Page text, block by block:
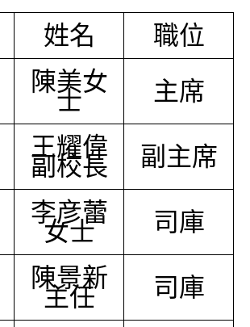
姓名
職位
陳美女
士 主席
王耀偉
副校長 副主席
李彦蕾
女士 司庫
陳景新
主任 司庫